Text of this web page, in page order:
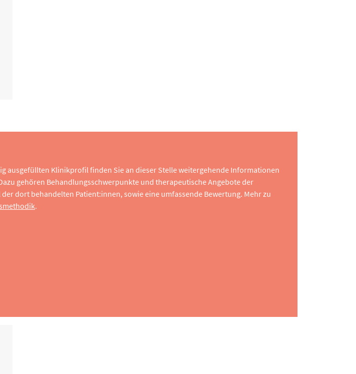
ausgefüllten Klinikprofil finden Sie an dieser Stelle weitergehende Informationen
gehören Behandlungsschwerpunkte und therapeutische Angebote der
dort behandelten Patient:innen, sowie eine umfassende Bewertung. Mehr zu
.